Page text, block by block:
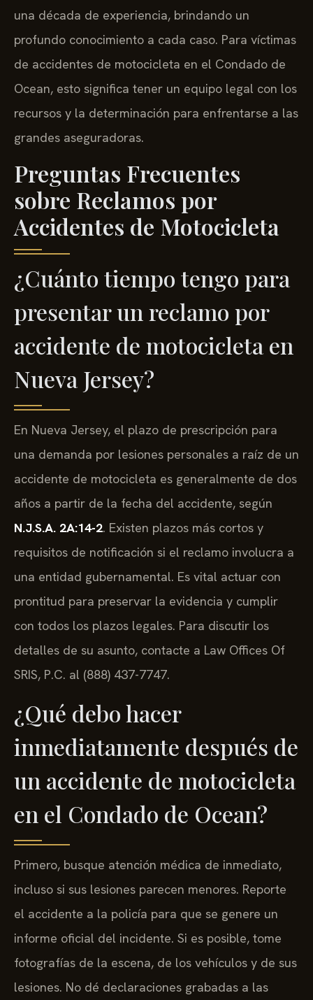
una década de experiencia, brindando un
profundo conocimiento a cada caso. Para víctimas
de accidentes de motocicleta en el Condado de
Ocean, esto significa tener un equipo legal con los
recursos y la determinación para enfrentarse a las
grandes aseguradoras.
Preguntas Frecuentes
sobre Reclamos por
Accidentes de Motocicleta
¿Cuánto tiempo tengo para
presentar un reclamo por
accidente de motocicleta en
Nueva Jersey?
En Nueva Jersey, el plazo de prescripción para
una demanda por lesiones personales a raíz de un
accidente de motocicleta es generalmente de dos
años a partir de la fecha del accidente, según
N.J.S.A. 2A:14-2. Existen plazos más cortos y
requisitos de notificación si el reclamo involucra a
una entidad gubernamental. Es vital actuar con
prontitud para preservar la evidencia y cumplir
con todos los plazos legales. Para discutir los
detalles de su asunto, contacte a Law Offices Of
SRIS, P.C. al (888) 437-7747.
¿Qué debo hacer
inmediatamente después de
un accidente de motocicleta
en el Condado de Ocean?
Primero, busque atención médica de inmediato,
incluso si sus lesiones parecen menores. Reporte
el accidente a la policía para que se genere un
informe oficial del incidente. Si es posible, tome
fotografías de la escena, de los vehículos y de sus
lesiones. No dé declaraciones grabadas a las